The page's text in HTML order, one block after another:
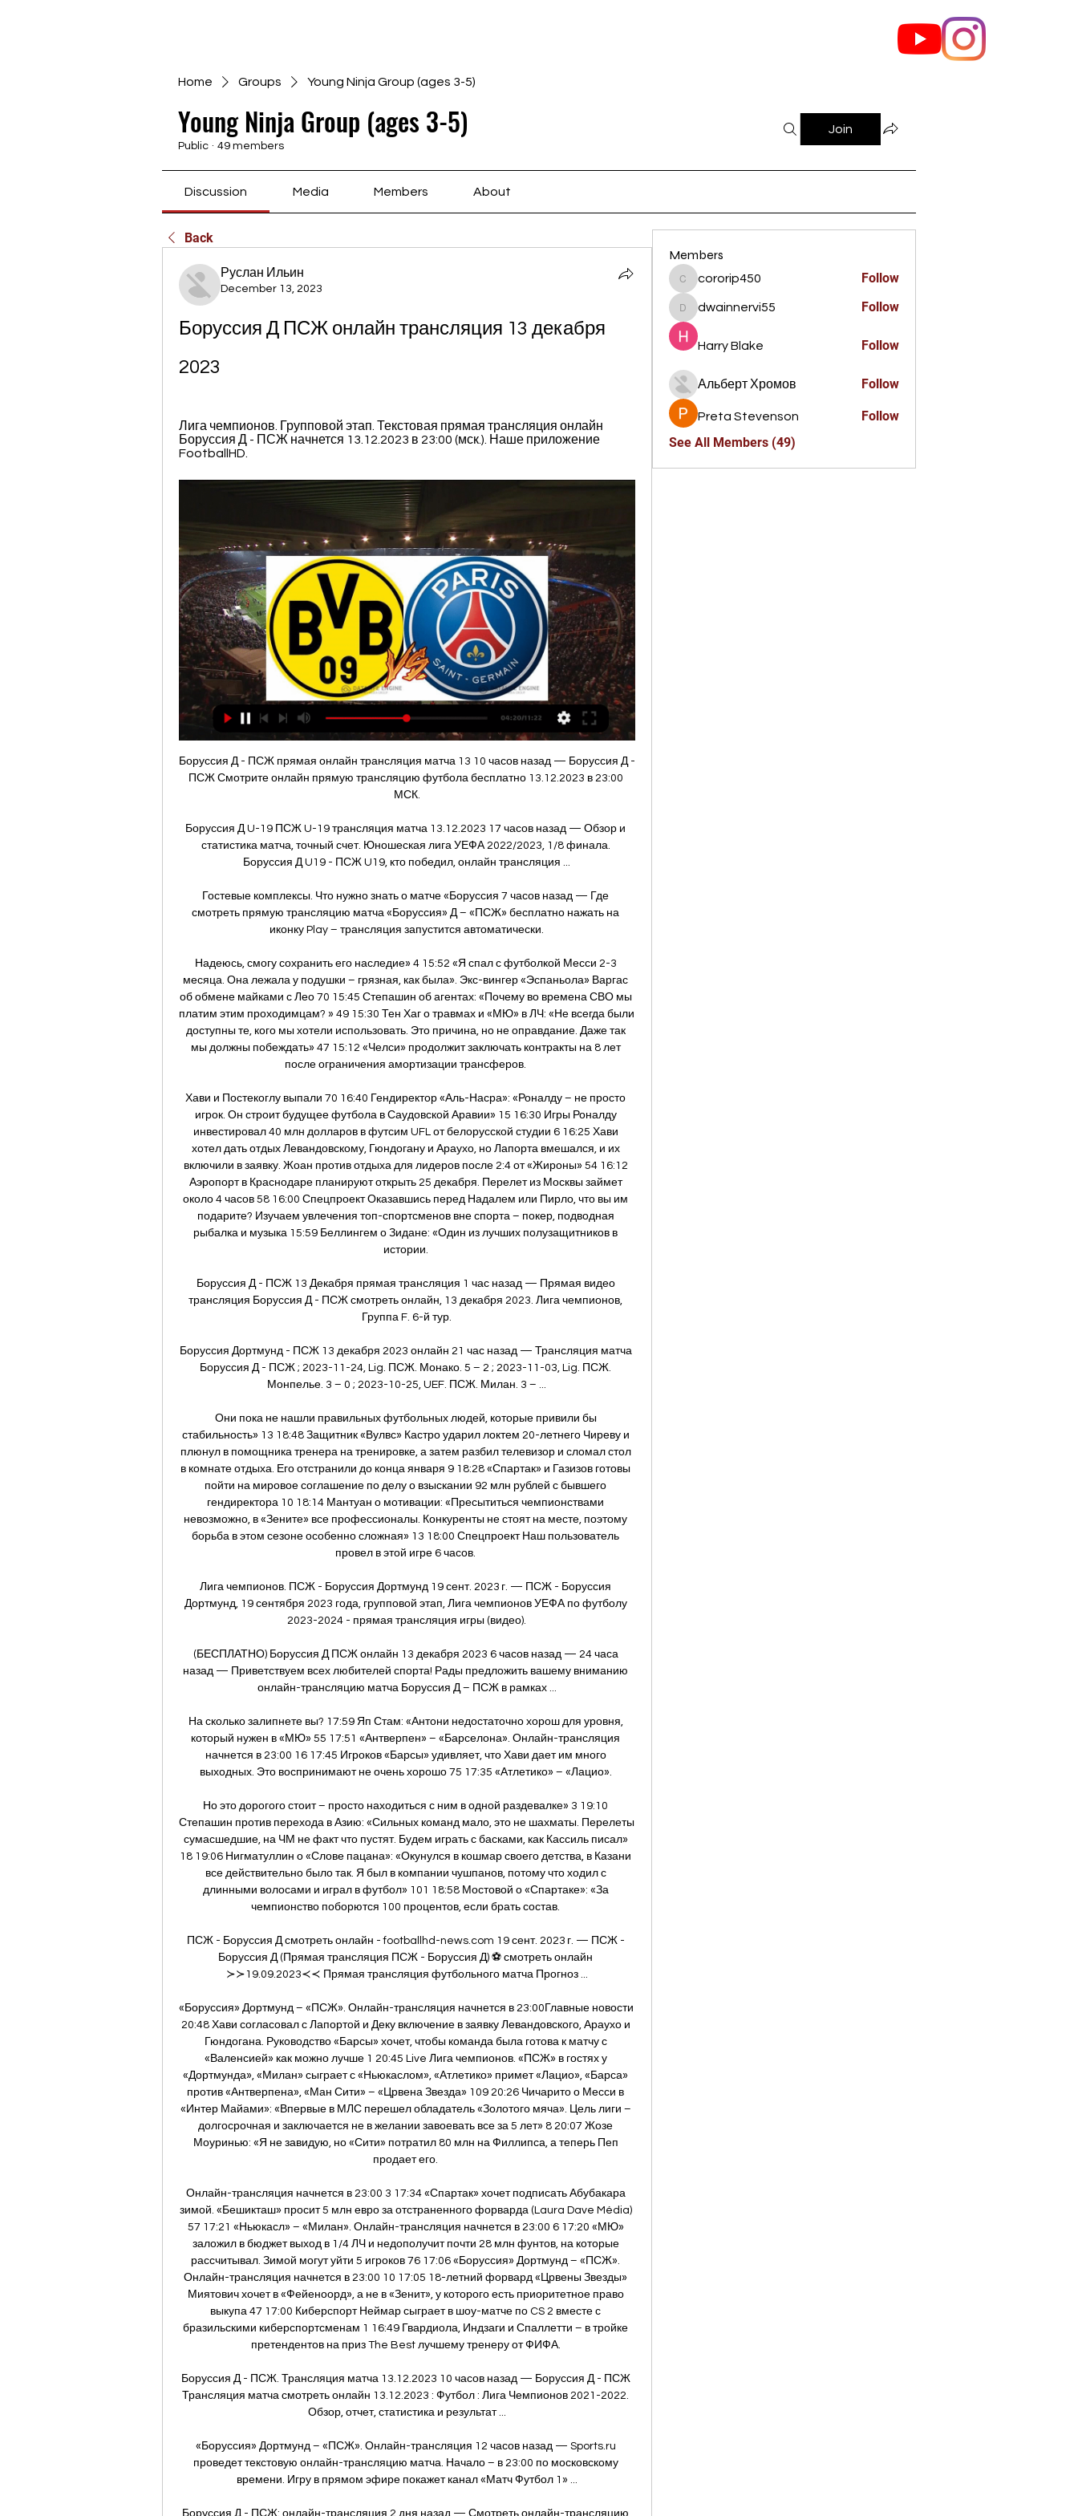
Home Groups Young Ninja Group (ages 3-5)
Young Ninja Group (ages 3-5)
Public · 49 members
Join
Discussion Media Members About
Back
Руслан Ильин
December 13, 2023
Боруссия Д ПСЖ онлайн трансляция 13 декабря
2023
Лига чемпионов. Групповой этап. Текстовая прямая трансляция онлайн
Боруссия Д - ПСЖ начнется 13.12.2023 в 23:00 (мск.). Наше приложение
FootballHD.
Боруссия Д - ПСЖ прямая онлайн трансляция матча 13 10 часов назад — Боруссия Д -
ПСЖ Смотрите онлайн прямую трансляцию футбола бесплатно 13.12.2023 в 23:00
МСК.
Боруссия Д U-19 ПСЖ U-19 трансляция матча 13.12.2023 17 часов назад — Обзор и
статистика матча, точный счет. Юношеская лига УЕФА 2022/2023, 1/8 финала.
Боруссия Д U19 - ПСЖ U19, кто победил, онлайн трансляция ...
Гостевые комплексы. Что нужно знать о матче «Боруссия 7 часов назад — Где
смотреть прямую трансляцию матча «Боруссия» Д – «ПСЖ» бесплатно нажать на
иконку Play – трансляция запустится автоматически.
Надеюсь, смогу сохранить его наследие» 4 15:52 «Я спал с футболкой Месси 2-3
месяца. Она лежала у подушки – грязная, как была». Экс-вингер «Эспаньола» Варгас
об обмене майками с Лео 70 15:45 Степашин об агентах: «Почему во времена СВО мы
платим этим проходимцам? » 49 15:30 Тен Хаг о травмах и «МЮ» в ЛЧ: «Не всегда были
доступны те, кого мы хотели использовать. Это причина, но не оправдание. Даже так
мы должны побеждать» 47 15:12 «Челси» продолжит заключать контракты на 8 лет
после ограничения амортизации трансферов.
Хави и Постекоглу выпали 70 16:40 Гендиректор «Аль-Насра»: «Роналду – не просто
игрок. Он строит будущее футбола в Саудовской Аравии» 15 16:30 Игры Роналду
инвестировал 40 млн долларов в футсим UFL от белорусской студии 6 16:25 Хави
хотел дать отдых Левандовскому, Гюндогану и Араухо, но Лапорта вмешался, и их
включили в заявку. Жоан против отдыха для лидеров после 2:4 от «Жироны» 54 16:12
Аэропорт в Краснодаре планируют открыть 25 декабря. Перелет из Москвы займет
около 4 часов 58 16:00 Спецпроект Оказавшись перед Надалем или Пирло, что вы им
подарите? Изучаем увлечения топ-спортсменов вне спорта – покер, подводная
рыбалка и музыка 15:59 Беллингем о Зидане: «Один из лучших полузащитников в
истории.
Боруссия Д - ПСЖ 13 Декабря прямая трансляция 1 час назад — Прямая видео
трансляция Боруссия Д - ПСЖ смотреть онлайн, 13 декабря 2023. Лига чемпионов,
Группа F. 6-й тур.
Боруссия Дортмунд - ПСЖ 13 декабря 2023 онлайн 21 час назад — Трансляция матча
Боруссия Д - ПСЖ ; 2023-11-24, Lig. ПСЖ. Монако. 5 – 2 ; 2023-11-03, Lig. ПСЖ.
Монпелье. 3 – 0 ; 2023-10-25, UEF. ПСЖ. Милан. 3 – ...
Они пока не нашли правильных футбольных людей, которые привили бы
стабильность» 13 18:48 Защитник «Вулвс» Кастро ударил локтем 20-летнего Чиреву и
плюнул в помощника тренера на тренировке, а затем разбил телевизор и сломал стол
в комнате отдыха. Его отстранили до конца января 9 18:28 «Спартак» и Газизов готовы
пойти на мировое соглашение по делу о взыскании 92 млн рублей с бывшего
гендиректора 10 18:14 Мантуан о мотивации: «Пресытиться чемпионствами
невозможно, в «Зените» все профессионалы. Конкуренты не стоят на месте, поэтому
борьба в этом сезоне особенно сложная» 13 18:00 Спецпроект Наш пользователь
провел в этой игре 6 часов.
Лига чемпионов. ПСЖ - Боруссия Дортмунд 19 сент. 2023 г. — ПСЖ - Боруссия
Дортмунд, 19 сентября 2023 года, групповой этап, Лига чемпионов УЕФА по футболу
2023-2024 - прямая трансляция игры (видео).
(БЕСПЛАТНО) Боруссия Д ПСЖ онлайн 13 декабря 2023 6 часов назад — 24 часа
назад — Приветствуем всех любителей спорта! Рады предложить вашему вниманию
онлайн-трансляцию матча Боруссия Д – ПСЖ в рамках ...
На сколько залипнете вы? 17:59 Яп Стам: «Антони недостаточно хорош для уровня,
который нужен в «МЮ» 55 17:51 «Антверпен» – «Барселона». Онлайн-трансляция
начнется в 23:00 16 17:45 Игроков «Барсы» удивляет, что Хави дает им много
выходных. Это воспринимают не очень хорошо 75 17:35 «Атлетико» – «Лацио».
Но это дорогого стоит – просто находиться с ним в одной раздевалке» 3 19:10
Степашин против перехода в Азию: «Сильных команд мало, это не шахматы. Перелеты
сумасшедшие, на ЧМ не факт что пустят. Будем играть с басками, как Кассиль писал»
18 19:06 Нигматуллин о «Слове пацана»: «Окунулся в кошмар своего детства, в Казани
все действительно было так. Я был в компании чушпанов, потому что ходил с
длинными волосами и играл в футбол» 101 18:58 Мостовой о «Спартаке»: «За
чемпионство поборются 100 процентов, если брать состав.
ПСЖ - Боруссия Д смотреть онлайн - footballhd-news.com 19 сент. 2023 г. — ПСЖ -
Боруссия Д (Прямая трансляция ПСЖ - Боруссия Д) ⚽ смотреть онлайн
≻≻19.09.2023≺≺ Прямая трансляция футбольного матча Прогноз ...
«Боруссия» Дортмунд – «ПСЖ». Онлайн-трансляция начнется в 23:00Главные новости
20:48 Хави согласовал с Лапортой и Деку включение в заявку Левандовского, Араухо и
Гюндогана. Руководство «Барсы» хочет, чтобы команда была готова к матчу с
«Валенсией» как можно лучше 1 20:45 Live Лига чемпионов. «ПСЖ» в гостях у
«Дортмунда», «Милан» сыграет с «Ньюкаслом», «Атлетико» примет «Лацио», «Барса»
против «Антверпена», «Ман Сити» – «Црвена Звезда» 109 20:26 Чичарито о Месси в
«Интер Майами»: «Впервые в МЛС перешел обладатель «Золотого мяча». Цель лиги –
долгосрочная и заключается не в желании завоевать все за 5 лет» 8 20:07 Жозе
Моуринью: «Я не завидую, но «Сити» потратил 80 млн на Филлипса, а теперь Пеп
продает его.
Онлайн-трансляция начнется в 23:00 3 17:34 «Спартак» хочет подписать Абубакара
зимой. «Бешикташ» просит 5 млн евро за отстраненного форварда (Laura Dave Média)
57 17:21 «Ньюкасл» – «Милан». Онлайн-трансляция начнется в 23:00 6 17:20 «МЮ»
заложил в бюджет выход в 1/4 ЛЧ и недополучит почти 28 млн фунтов, на которые
рассчитывал. Зимой могут уйти 5 игроков 76 17:06 «Боруссия» Дортмунд – «ПСЖ».
Онлайн-трансляция начнется в 23:00 10 17:05 18-летний форвард «Црвены Звезды»
Миятович хочет в «Фейеноорд», а не в «Зенит», у которого есть приоритетное право
выкупа 47 17:00 Киберспорт Неймар сыграет в шоу-матче по CS 2 вместе с
бразильскими киберспортсменам 1 16:49 Гвардиола, Индзаги и Спаллетти – в тройке
претендентов на приз The Best лучшему тренеру от ФИФА.
Боруссия Д - ПСЖ. Трансляция матча 13.12.2023 10 часов назад — Боруссия Д - ПСЖ
Трансляция матча смотреть онлайн 13.12.2023 : Футбол : Лига Чемпионов 2021-2022.
Обзор, отчет, статистика и результат ...
«Боруссия» Дортмунд – «ПСЖ». Онлайн-трансляция 12 часов назад — Sports.ru
проведет текстовую онлайн-трансляцию матча. Начало – в 23:00 по московскому
времени. Игру в прямом эфире покажет канал «Матч Футбол 1» ...
Боруссия Д - ПСЖ: онлайн-трансляция 2 дня назад — Смотреть онлайн-трансляцию
Members
cororip450
cororip450 Follow
dwainnervi55
dwainnervi55 Follow
Harry Blake Follow
Альберт Хромов Follow
Preta Stevenson
Follow
See All Members (49)